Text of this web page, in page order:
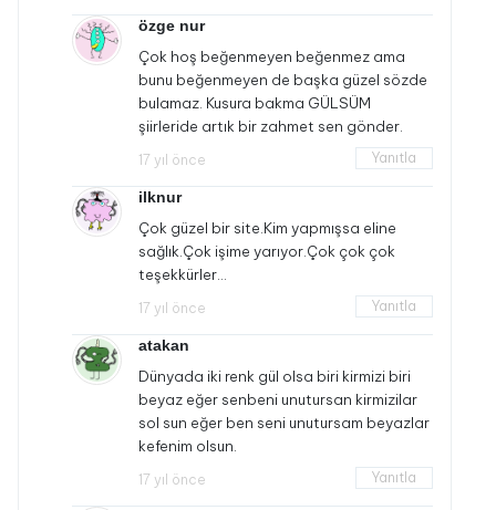
özge nur
Çok hoş beğenmeyen beğenmez ama
bunu beğenmeyen de başka güzel sözde
bulamaz. Kusura bakma GÜLSÜM
şiirleride artık bir zahmet sen gönder.
17 yıl önce Yanıtla
ilknur
Çok güzel bir site.Kim yapmışsa eline
sağlık.Çok işime yarıyor.Çok çok çok
teşekkürler…
17 yıl önce Yanıtla
atakan
Dünyada iki renk gül olsa biri kirmizi biri
beyaz eğer senbeni unutursan kirmizilar
sol sun eğer ben seni unutursam beyazlar
kefenim olsun.
17 yıl önce Yanıtla